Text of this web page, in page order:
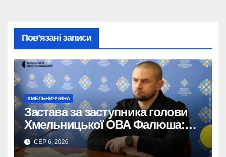
Пов’язані записи
ХМЕЛЬНИЧЧИНА
Застава за заступника голови
Хмельницької ОВА Фалюша:
майже 5 мільйонів гривень
внесено.
СЕР 6, 2026